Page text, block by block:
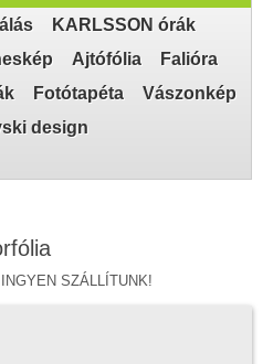
KARLSSON órák
Ajtófólia
Falióra
Fotótapéta
Vászonkép
design
SZÁLLÍTUNK!